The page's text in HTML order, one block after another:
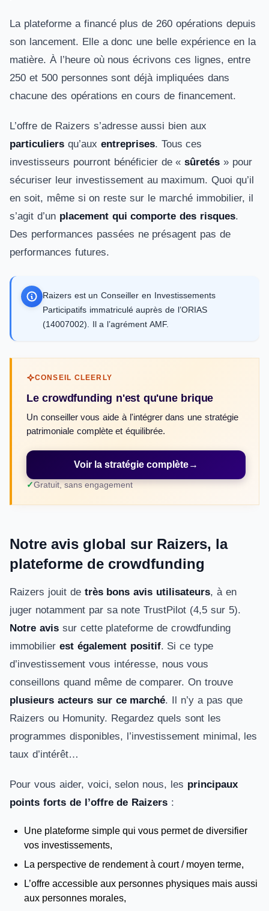
La plateforme a financé plus de 260 opérations depuis
son lancement. Elle a donc une belle expérience en la
matière. À l’heure où nous écrivons ces lignes, entre
250 et 500 personnes sont déjà impliquées dans
chacune des opérations en cours de financement.
L’offre de Raizers s’adresse aussi bien aux
particuliers qu’aux entreprises. Tous ces
investisseurs pourront bénéficier de «sûretés » pour
sécuriser leur investissement au maximum. Quoi qu’il
en soit, même si on reste sur le marché immobilier, il
s’agit d’un placement qui comporte des risques.
Des performances passées ne présagent pas de
performances futures.
Raizers est un Conseiller en Investissements
Participatifs immatriculé auprès de l’ORIAS
(14007002). Il a l’agrément AMF.
CONSEIL CLEERLY
Le crowdfunding n'est qu'une brique
Un conseiller vous aide à l'intégrer dans une stratégie
patrimoniale complète et équilibrée.
Voir la stratégie complète→
Gratuit, sans engagement
Notre avis global sur Raizers, la
plateforme de crowdfunding
Raizers jouit de très bons avis utilisateurs, à en
juger notamment par sa note TrustPilot (4,5 sur 5).
Notre avissur cette plateforme de crowdfunding
immobilier est également positif. Si ce type
d’investissement vous intéresse, nous vous
conseillons quand même de comparer. On trouve
plusieurs acteurs sur ce marché. Il n’y a pas que
Raizers ou Homunity. Regardez quels sont les
programmes disponibles, l’investissement minimal, les
taux d’intérêt…
Pour vous aider, voici, selon nous, les principaux
points forts de l’offre de Raizers :
Une plateforme simple qui vous permet de diversifier
vos investissements,
La perspective de rendement à court / moyen terme,
L’offre accessible aux personnes physiques mais aussi
aux personnes morales,